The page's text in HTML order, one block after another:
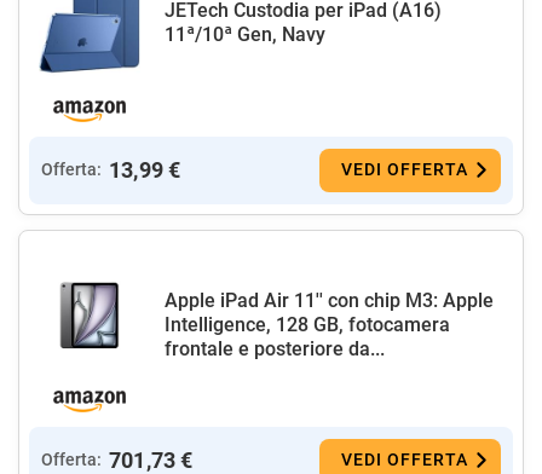
JETech Custodia per iPad (A16)
11ª/10ª Gen, Navy
Offerta: 13,99 € VEDI OFFERTA
Apple iPad Air 11'' con chip M3: Apple
Intelligence, 128 GB, fotocamera
frontale e posteriore da...
Offerta: 701,73 € VEDI OFFERTA